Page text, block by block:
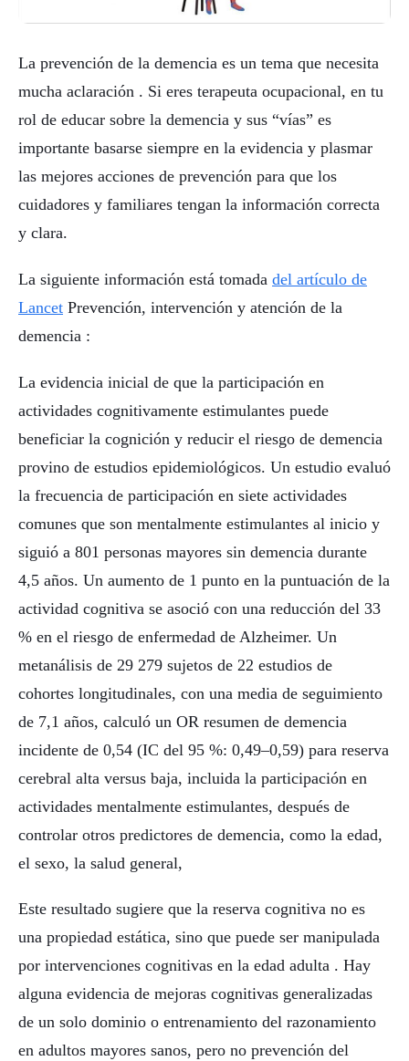
La prevención de la demencia es un tema que necesita
mucha aclaración . Si eres terapeuta ocupacional, en tu
rol de educar sobre la demencia y sus “vías” es
importante basarse siempre en la evidencia y plasmar
las mejores acciones de prevención para que los
cuidadores y familiares tengan la información correcta
y clara.
La siguiente información está tomada del artículo de
Lancet Prevención, intervención y atención de la
demencia :
La evidencia inicial de que la participación en
actividades cognitivamente estimulantes puede
beneficiar la cognición y reducir el riesgo de demencia
provino de estudios epidemiológicos. Un estudio evaluó
la frecuencia de participación en siete actividades
comunes que son mentalmente estimulantes al inicio y
siguió a 801 personas mayores sin demencia durante
4,5 años. Un aumento de 1 punto en la puntuación de la
actividad cognitiva se asoció con una reducción del 33
% en el riesgo de enfermedad de Alzheimer. Un
metanálisis de 29 279 sujetos de 22 estudios de
cohortes longitudinales, con una media de seguimiento
de 7,1 años, calculó un OR resumen de demencia
incidente de 0,54 (IC del 95 %: 0,49–0,59) para reserva
cerebral alta versus baja, incluida la participación en
actividades mentalmente estimulantes, después de
controlar otros predictores de demencia, como la edad,
el sexo, la salud general,
Este resultado sugiere que la reserva cognitiva no es
una propiedad estática, sino que puede ser manipulada
por intervenciones cognitivas en la edad adulta . Hay
alguna evidencia de mejoras cognitivas generalizadas
de un solo dominio o entrenamiento del razonamiento
en adultos mayores sanos, pero no prevención del